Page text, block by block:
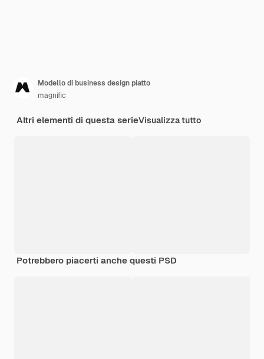
Modello di business design piatto
magnific
Altri elementi di questa serieVisualizza tutto
Potrebbero piacerti anche questi PSD